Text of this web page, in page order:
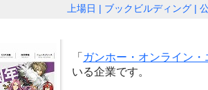
上場日 ブックビルディング
「 ガンホー・オンライン・
いる企業です。